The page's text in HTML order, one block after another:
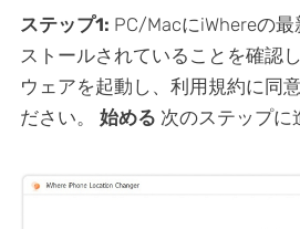
ステップ1: PC/MacにiWhereの
ストールされていることを確認
ウェアを起動し、利用規約に同
ださい。 始める 次のステップに